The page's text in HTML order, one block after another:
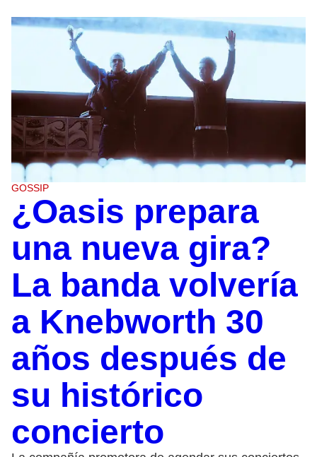
GOSSIP
¿Oasis prepara
una nueva gira?
La banda volvería
a Knebworth 30
años después de
su histórico
concierto